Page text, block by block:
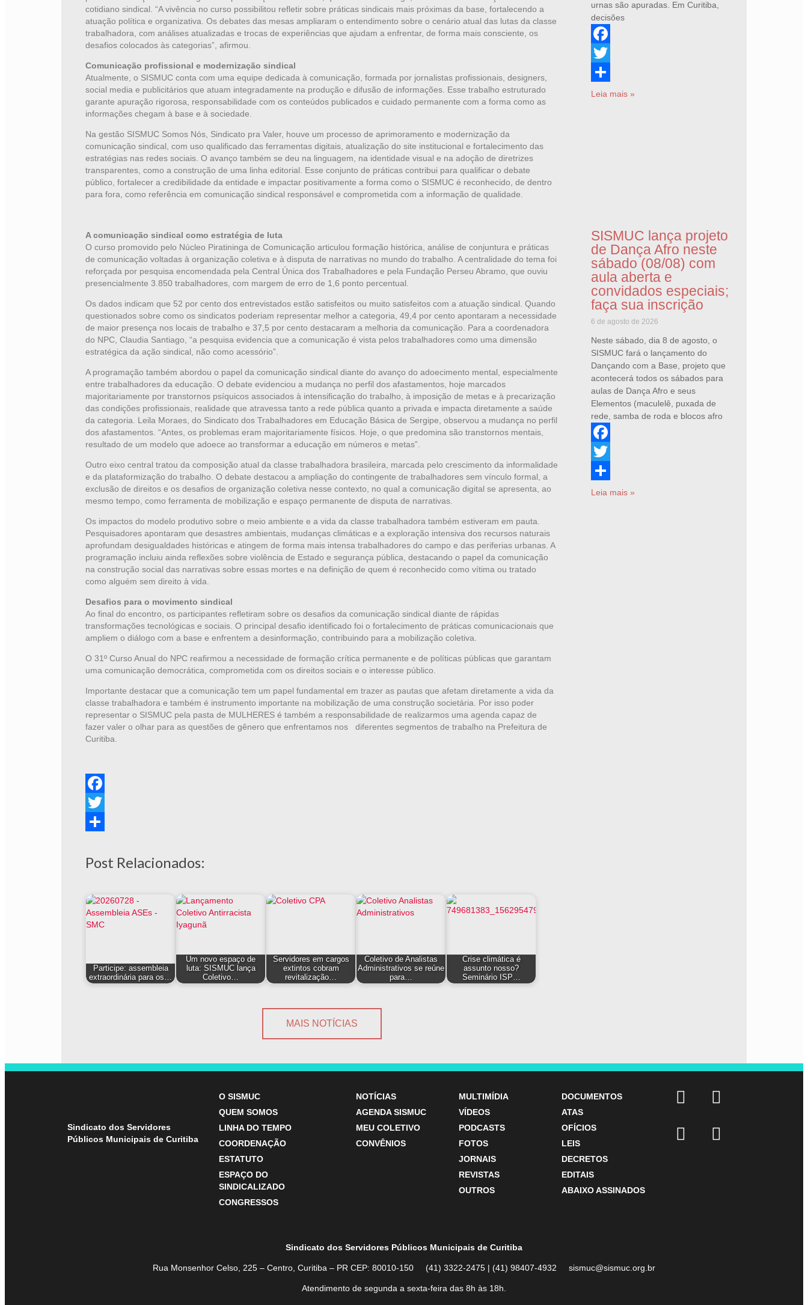
cotidiano sindical. “A vivência no curso possibilitou refletir sobre práticas sindicais mais próximas da base, fortalecendo a
atuação política e organizativa. Os debates das mesas ampliaram o entendimento sobre o cenário atual das lutas da classe
trabalhadora, com análises atualizadas e trocas de experiências que ajudam a enfrentar, de forma mais consciente, os
desafios colocados às categorias”, afirmou.
Comunicação profissional e modernização sindical
Atualmente, o SISMUC conta com uma equipe dedicada à comunicação, formada por jornalistas profissionais, designers,
social media e publicitários que atuam integradamente na produção e difusão de informações. Esse trabalho estruturado
garante apuração rigorosa, responsabilidade com os conteúdos publicados e cuidado permanente com a forma como as
informações chegam à base e à sociedade.
Na gestão SISMUC Somos Nós, Sindicato pra Valer, houve um processo de aprimoramento e modernização da
comunicação sindical, com uso qualificado das ferramentas digitais, atualização do site institucional e fortalecimento das
estratégias nas redes sociais. O avanço também se deu na linguagem, na identidade visual e na adoção de diretrizes
transparentes, como a construção de uma linha editorial. Esse conjunto de práticas contribui para qualificar o debate
público, fortalecer a credibilidade da entidade e impactar positivamente a forma como o SISMUC é reconhecido, de dentro
para fora, como referência em comunicação sindical responsável e comprometida com a informação de qualidade.
A comunicação sindical como estratégia de luta
O curso promovido pelo Núcleo Piratininga de Comunicação articulou formação histórica, análise de conjuntura e práticas
de comunicação voltadas à organização coletiva e à disputa de narrativas no mundo do trabalho. A centralidade do tema foi
reforçada por pesquisa encomendada pela Central Única dos Trabalhadores e pela Fundação Perseu Abramo, que ouviu
presencialmente 3.850 trabalhadores, com margem de erro de 1,6 ponto percentual.
Os dados indicam que 52 por cento dos entrevistados estão satisfeitos ou muito satisfeitos com a atuação sindical. Quando
questionados sobre como os sindicatos poderiam representar melhor a categoria, 49,4 por cento apontaram a necessidade
de maior presença nos locais de trabalho e 37,5 por cento destacaram a melhoria da comunicação. Para a coordenadora
do NPC, Claudia Santiago, “a pesquisa evidencia que a comunicação é vista pelos trabalhadores como uma dimensão
estratégica da ação sindical, não como acessório”.
A programação também abordou o papel da comunicação sindical diante do avanço do adoecimento mental, especialmente
entre trabalhadores da educação. O debate evidenciou a mudança no perfil dos afastamentos, hoje marcados
majoritariamente por transtornos psíquicos associados à intensificação do trabalho, à imposição de metas e à precarização
das condições profissionais, realidade que atravessa tanto a rede pública quanto a privada e impacta diretamente a saúde
da categoria. Leila Moraes, do Sindicato dos Trabalhadores em Educação Básica de Sergipe, observou a mudança no perfil
dos afastamentos. “Antes, os problemas eram majoritariamente físicos. Hoje, o que predomina são transtornos mentais,
resultado de um modelo que adoece ao transformar a educação em números e metas”.
Outro eixo central tratou da composição atual da classe trabalhadora brasileira, marcada pelo crescimento da informalidade
e da plataformização do trabalho. O debate destacou a ampliação do contingente de trabalhadores sem vínculo formal, a
exclusão de direitos e os desafios de organização coletiva nesse contexto, no qual a comunicação digital se apresenta, ao
mesmo tempo, como ferramenta de mobilização e espaço permanente de disputa de narrativas.
Os impactos do modelo produtivo sobre o meio ambiente e a vida da classe trabalhadora também estiveram em pauta.
Pesquisadores apontaram que desastres ambientais, mudanças climáticas e a exploração intensiva dos recursos naturais
aprofundam desigualdades históricas e atingem de forma mais intensa trabalhadores do campo e das periferias urbanas. A
programação incluiu ainda reflexões sobre violência de Estado e segurança pública, destacando o papel da comunicação
na construção social das narrativas sobre essas mortes e na definição de quem é reconhecido como vítima ou tratado
como alguém sem direito à vida.
Desafios para o movimento sindical
Ao final do encontro, os participantes refletiram sobre os desafios da comunicação sindical diante de rápidas
transformações tecnológicas e sociais. O principal desafio identificado foi o fortalecimento de práticas comunicacionais que
ampliem o diálogo com a base e enfrentem a desinformação, contribuindo para a mobilização coletiva.
O 31º Curso Anual do NPC reafirmou a necessidade de formação crítica permanente e de políticas públicas que garantam
uma comunicação democrática, comprometida com os direitos sociais e o interesse público.
Importante destacar que a comunicação tem um papel fundamental em trazer as pautas que afetam diretamente a vida da
classe trabalhadora e também é instrumento importante na mobilização de uma construção societária. Por isso poder
representar o SISMUC pela pasta de MULHERES é também a responsabilidade de realizarmos uma agenda capaz de
fazer valer o olhar para as questões de gênero que enfrentamos nos diferentes segmentos de trabalho na Prefeitura de
Curitiba.
Facebook
Twitter
Post Relacionados:
Participe: assembleia
extraordinária para os…
Um novo espaço de
luta: SISMUC lança
Coletivo…
Servidores em cargos
extintos cobram
revitalização…
Coletivo de Analistas
Administrativos se reúne
para…
Crise climática é
assunto nosso?
Seminário ISP…
MAIS NOTÍCIAS
urnas são apuradas. Em Curitiba,
decisões
Facebook
Twitter
Share
Leia mais »
SISMUC lança projeto
de Dança Afro neste
sábado (08/08) com
aula aberta e
convidados especiais;
faça sua inscrição
6 de agosto de 2026
Neste sábado, dia 8 de agosto, o
SISMUC fará o lançamento do
Dançando com a Base, projeto que
acontecerá todos os sábados para
aulas de Dança Afro e seus
Elementos (maculelê, puxada de
rede, samba de roda e blocos afro
Facebook
Twitter
Share
Leia mais »
Sindicato dos Servidores
Públicos Municipais de Curitiba
O SISMUC
QUEM SOMOS
LINHA DO TEMPO
COORDENAÇÃO
ESTATUTO
ESPAÇO DO
SINDICALIZADO
CONGRESSOS
NOTÍCIAS
AGENDA SISMUC
MEU COLETIVO
CONVÊNIOS
MULTIMÍDIA
VÍDEOS
PODCASTS
FOTOS
JORNAIS
REVISTAS
OUTROS
DOCUMENTOS
ATAS
OFÍCIOS
LEIS
DECRETOS
EDITAIS
ABAIXO ASSINADOS
Sindicato dos Servidores Públicos Municipais de Curitiba
Rua Monsenhor Celso, 225 – Centro, Curitiba – PR CEP: 80010-150 (41) 3322-2475 | (41) 98407-4932 sismuc@sismuc.org.br
Atendimento de segunda a sexta-feira das 8h às 18h.